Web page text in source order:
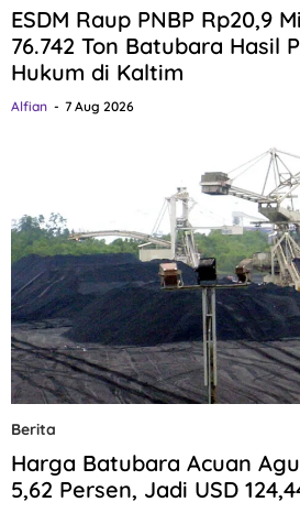
ESDM Raup PNBP Rp20,9
76.742 Ton Batubara Hasil
Hukum di Kaltim
Alfian 7 Aug 2026
Berita
Harga Batubara Acuan
5,62 Persen, Jadi USD